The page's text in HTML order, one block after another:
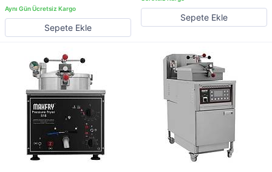
Sepete Ekle
Sepete Ekle